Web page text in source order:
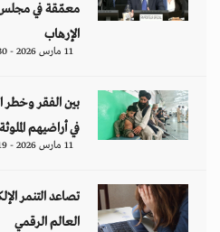
معمّقة في
الإرهاب
11 مارس 2026 - 09:30
بين الفقر وخطر
في أراضيهم
11 مارس 2026 - 11:19
تصاعد التنمر
العالم الرقمي